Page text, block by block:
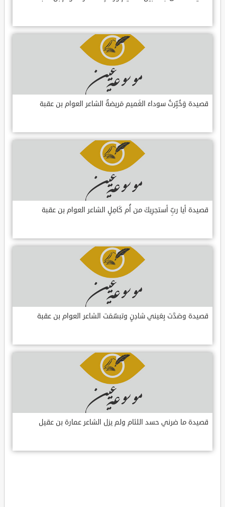
قصيدة وَخُبِّرتُ سوداءَ الغَميم مَريضةٌ الشاعر العوام بن عقبة
قصيدة أيا ربِّ أستجرِيكَ من أُم كَامِلٍ الشاعر العوام بن عقبة
قصيدة وصَدَّت بِعَيني شادِنٍ وتبسّمَت الشاعر العوام بن عقبة
قصيدة ما ضرني حسد اللئام ولم يزل الشاعر عمارة بن عقيل